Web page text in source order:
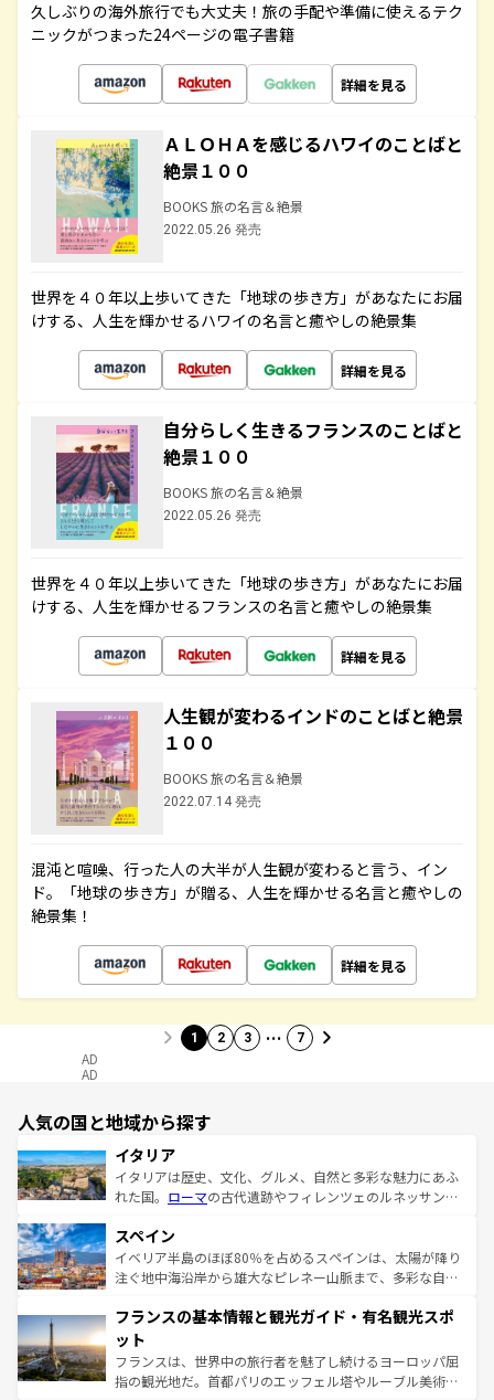
久しぶりの海外旅行でも大丈夫！旅の手配や準備に使えるテク
ニックがつまった24ページの電子書籍
詳細を見る
ＡＬＯＨＡを感じるハワイのことばと
絶景１００
BOOKS 旅の名言＆絶景
2022.05.26 発売
世界を４０年以上歩いてきた「地球の歩き方」があなたにお届
けする、人生を輝かせるハワイの名言と癒やしの絶景集
詳細を見る
自分らしく生きるフランスのことばと
絶景１００
BOOKS 旅の名言＆絶景
2022.05.26 発売
世界を４０年以上歩いてきた「地球の歩き方」があなたにお届
けする、人生を輝かせるフランスの名言と癒やしの絶景集
詳細を見る
人生観が変わるインドのことばと絶景
１００
BOOKS 旅の名言＆絶景
2022.07.14 発売
混沌と喧噪、行った人の大半が人生観が変わると言う、イン
ド。「地球の歩き方」が贈る、人生を輝かせる名言と癒やしの
絶景集！
詳細を見る
1 2 3 … 7
AD
AD
人気の国と地域から探す
イタリア
イタリアは歴史、文化、グルメ、自然と多彩な魅力にあふ
れた国。 ローマの古代遺跡やフィレンツェのルネッサンス
ろん、トスカーナの美しい田園風景やアマルフィ海岸の絶
景など、自然景観も見逃せない。観光の合間には、本場の
ピザやパスタなど、絶品のイタリア料理を堪能することも
ませてくれるイタリアで、忘れられない旅をしてみよう！
なお、新着のイタリア情報は
しい。
スペイン
イベリア半島のほぼ80％を占めるスペインは、太陽が降り
注ぐ地中海沿岸から雄大なピレネー山脈まで、多彩な自然
文化が根付くこの国では、情熱的なフラメンコ、熱気あふ
れる闘牛、そして美味しいタパスが生活の一部となってい
る。首都マドリードの洗練された雰囲気や、バルセロナの
アートに溢れた街角から、地方では古代ローマ遺跡や中世
フランスの基本情報と観光ガイド・有名観光スポ
ット
フランスは、世界中の旅行者を魅了し続けるヨーロッパ屈
指の観光地だ。首都パリのエッフェル塔やルーブル美術館